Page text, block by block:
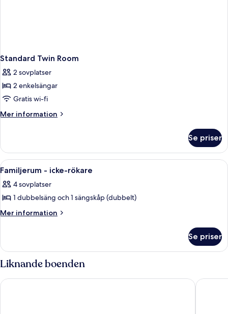
Standard Twin Room
2 sovplatser
2 enkelsängar
Gratis wi-fi
Mer information
Mer
Twin
Room
Se priser
Öppna
alla
foton
för
Familjerum
rökare
Ett hotellrum med våningssängar,
7
Familjerum - icke-rökare
4 sovplatser
1 dubbelsäng och 1 sängskåp (dubbelt)
Mer information
Mer
-
icke-
rökare
Se priser
Liknande boenden
Best Western Plus Aby Hotel Scandic